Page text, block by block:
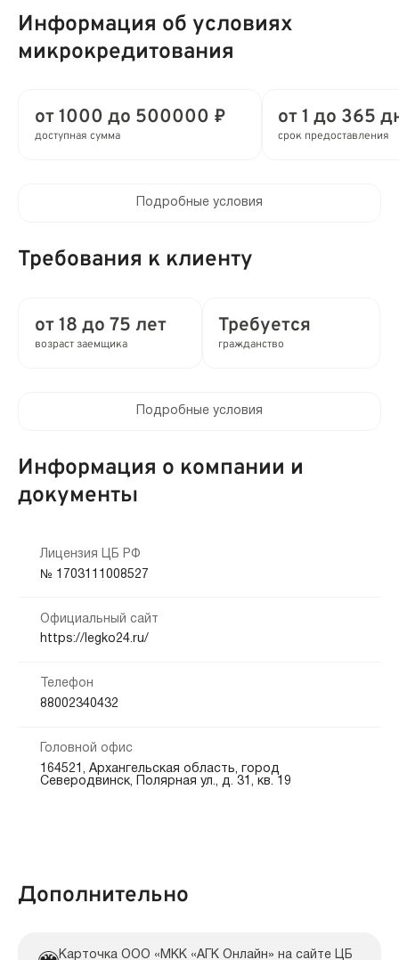
Информация об условиях
микрокредитования
от 1000 до 500000 ₽
доступная сумма
от 1 до 365
срок предоставления
от 0.3 до 0.8%
Привлечение созаемщиков:
Требуются поручители
Способы получения:
Наличными Банковский счёт
Способы погашения:
Безналичный расчет
Подробные условия
Требования к клиенту
от 18 до 75 лет
возраст заемщика
Требуется
гражданство
Нет
Мобильный телефон:
Кредитная история:
Документы:
Загранпаспорт — выборочно
Пенсионное удостоверение — выборочно
Подробные условия
Информация о компании и
документы
Лицензия ЦБ РФ
№ 1703111008527
Официальный сайт
https://legko24.ru/
Телефон
88002340432
Головной офис
164521, Архангельская область, город
Северодвинск, Полярная ул., д. 31, кв. 19
Дополнительно
Карточка ООО «МКК «АГК Онлайн» на сайте ЦБ